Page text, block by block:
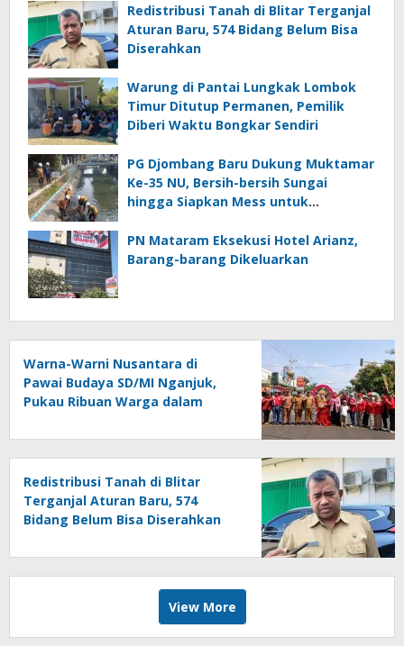
Redistribusi Tanah di Blitar Terganjal
Aturan Baru, 574 Bidang Belum Bisa
Diserahkan
Warung di Pantai Lungkak Lombok
Timur Ditutup Permanen, Pemilik
Diberi Waktu Bongkar Sendiri
PG Djombang Baru Dukung Muktamar
Ke-35 NU, Bersih-bersih Sungai
hingga Siapkan Mess untuk
PN Mataram Eksekusi Hotel Arianz,
Barang-barang Dikeluarkan
Warna-Warni Nusantara di
Pawai Budaya SD/MI Nganjuk,
Pukau Ribuan Warga dalam
Redistribusi Tanah di Blitar
Terganjal Aturan Baru, 574
Bidang Belum Bisa Diserahkan
View More